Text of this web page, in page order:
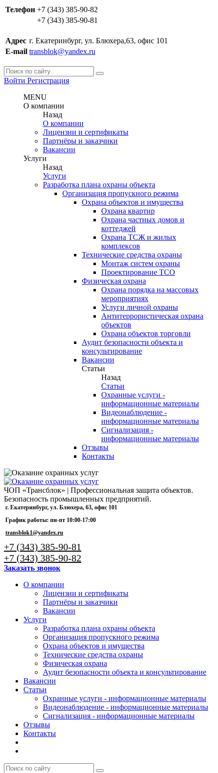
Телефон +7 (343) 385-90-82
+7 (343) 385-90-81
Адрес г. Екатеринбург, ул. Блюхера,63, офис 101
E-mail transblok@yandex.ru
Войти Регистрация
MENU
О компании
Назад
О компании
Лицензии и сертификаты
Партнёры и заказчики
Вакансии
Услуги
Назад
Услуги
Разработка плана охраны объекта
Организация пропускного режима
Охрана объектов и имущества
Охрана квартир
Охрана частных домов и
коттеджей
Охрана ТСЖ и жилых
комплексов
Технические средства охраны
Монтаж систем охраны
Проектирование ТСО
Физическая охрана
Охрана порядка на массовых
мероприятиях
Услуги личной охраны
Антитеррористическая охрана
объектов
Охрана объектов торговли
Аудит безопасности объекта и
консультирование
Вакансии
Статьи
Назад
Статьи
Охранные услуги -
информационные материалы
Видеонаблюдение -
информационные материалы
Сигнализация -
информационные материалы
Отзывы
Контакты
ЧОП «Трансблок» | Профессиональная защита объектов.
Безопасность промышленных предприятий.
г. Екатеринбург, ул. Блюхера, 63, офис 101
График работы: пн-пт 10:00-17:00
transblok1@yandex.ru
+7 (343) 385-90-81
+7 (343) 385-90-82
Заказать звонок
О компании
Лицензии и сертификаты
Партнёры и заказчики
Вакансии
Услуги
Разработка плана охраны объекта
Организация пропускного режима
Охрана объектов и имущества
Технические средства охраны
Физическая охрана
Аудит безопасности объекта и консультирование
Вакансии
Статьи
Охранные услуги - информационные материалы
Видеонаблюдение - информационные материалы
Сигнализация - информационные материалы
Отзывы
Контакты